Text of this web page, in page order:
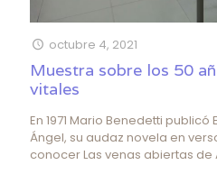
octubre 4, 2021
Muestra sobre los 50
vitales
En 1971 Mario Benedetti
Ángel, su audaz novela en
conocer Las venas abiertas de